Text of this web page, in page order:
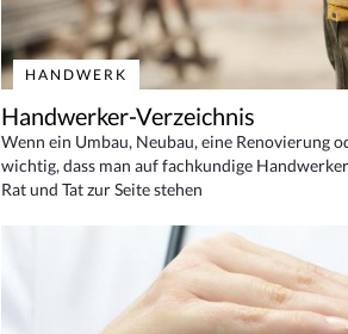
HANDWERK
Handwerker-Verzeichnis
Wenn ein Umbau, Neubau, eine Renovierung
wichtig, dass man auf fachkundige
Rat und Tat zur Seite stehen